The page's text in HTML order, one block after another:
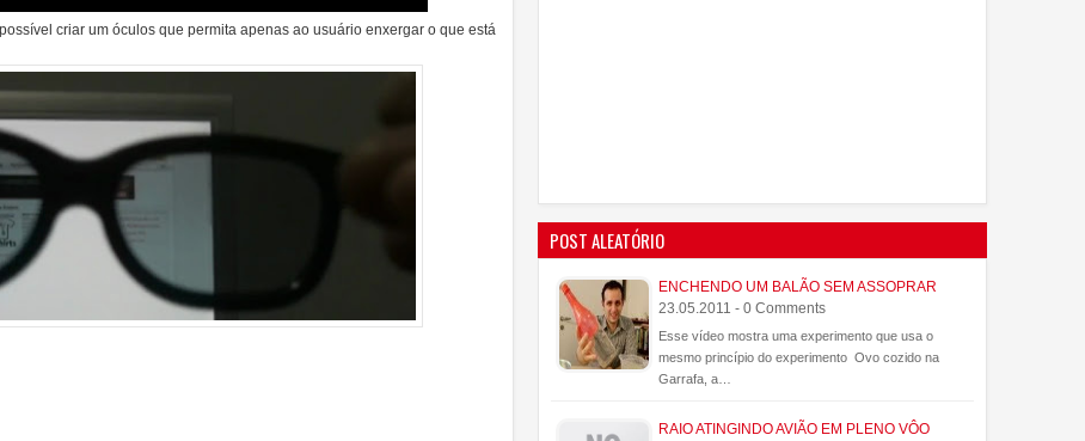
criar um óculos que permita apenas ao usuário enxergar o que está
POST ALEATÓRIO
ENCHENDO UM BALÃO SEM ASSOPRAR
23.05.2011 - 0 Comments
Esse vídeo mostra uma experimento que usa o
mesmo princípio do experimento Ovo cozido na
Garrafa, a…
RAIO ATINGINDO AVIÃO EM PLENO VÔO